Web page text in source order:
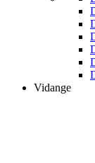
Vidange